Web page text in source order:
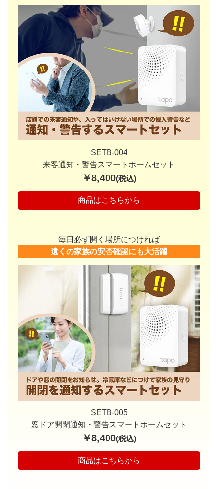
SETB-004
来客通知・警告スマートホームセット
￥8,400(税込)
商品はこちらから
毎日必ず開く場所につければ
遠くの家族の安否確認にも大活躍
SETB-005
窓ドア開閉通知・警告スマートホームセット
￥8,400(税込)
商品はこちらから